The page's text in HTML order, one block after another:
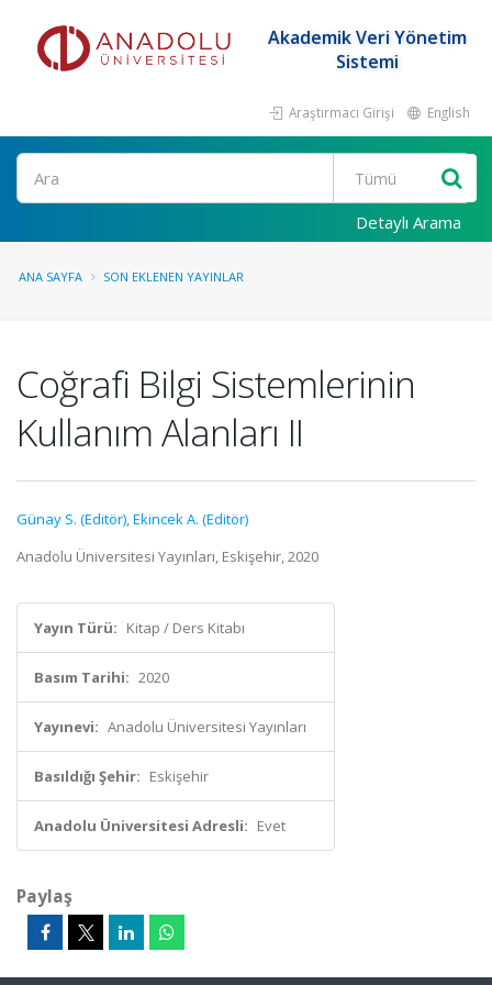
Akademik Veri Yönetim
Sistemi
Araştırmacı Girişi English
Ara
Detaylı Arama
ANA SAYFA SON EKLENEN YAYINLAR
Coğrafi Bilgi Sistemlerinin
Kullanım Alanları II
Günay S. (Editör),Ekincek A. (Editör)
Anadolu Üniversitesi Yayınları, Eskişehir, 2020
Yayın Türü: Kitap / Ders Kitabı
Basım Tarihi: 2020
Yayınevi: Anadolu Üniversitesi Yayınları
Basıldığı Şehir: Eskişehir
Anadolu Üniversitesi Adresli: Evet
Paylaş